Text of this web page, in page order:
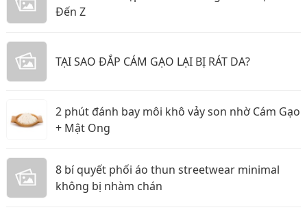
Đến Z
TẠI SAO ĐẮP CÁM GẠO LẠI BỊ RÁT DA?
2 phút đánh bay môi khô vảy son nhờ Cám Gạo
+ Mật Ong
8 bí quyết phối áo thun streetwear minimal
không bị nhàm chán